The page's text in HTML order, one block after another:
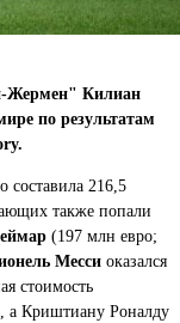
Жермен" Килиан
по результатам
составила 216,5
также попали
(197 млн евро;
Месси оказался
стоимость
а Криштиану Роналду